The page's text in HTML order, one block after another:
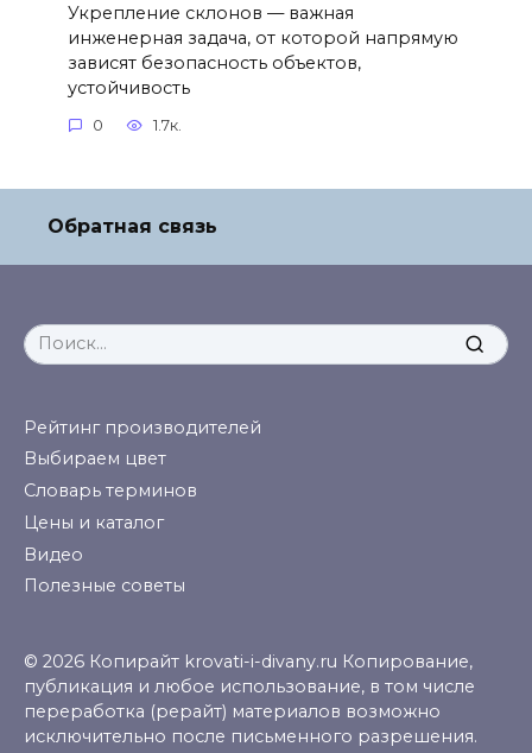
Укрепление склонов — важная
инженерная задача, от которой напрямую
зависят безопасность объектов,
устойчивость
0 1.7к.
Обратная связь
Search
for:
Рейтинг производителей
Выбираем цвет
Словарь терминов
Цены и каталог
Видео
Полезные советы
© 2026 Копирайт krovati-i-divany.ru Копирование,
публикация и любое использование, в том числе
переработка (рерайт) материалов возможно
исключительно после письменного разрешения.